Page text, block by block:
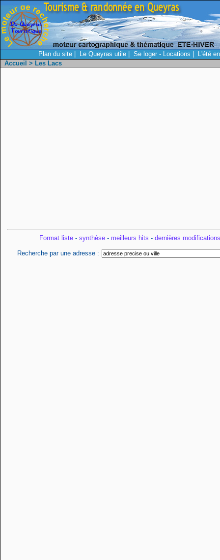
Plan du site Le Queyras utile Se loger - Locations
L'été
Accueil > Les Lacs
Format liste -synthèse -meilleurs hits -dernières
Recherche par une adresse :